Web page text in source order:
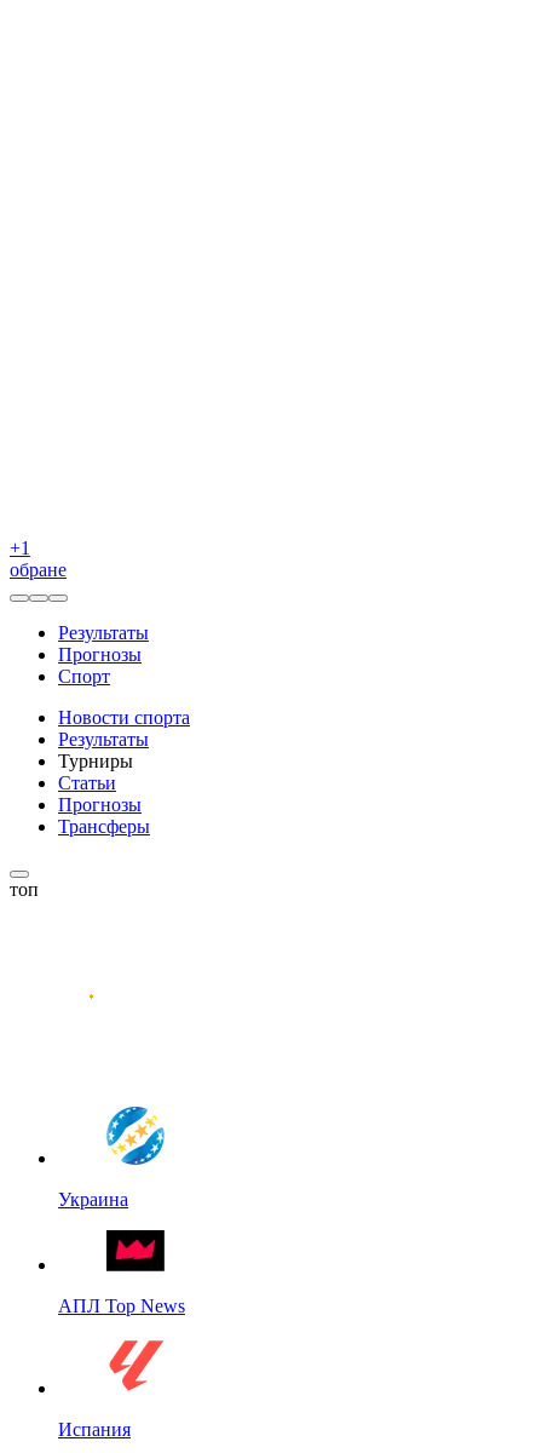
+1
обране
Результаты
Прогнозы
Спорт
Новости спорта
Результаты
Турниры
Статьи
Прогнозы
Трансферы
топ
Украина
АПЛ Top News
Испания